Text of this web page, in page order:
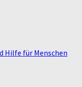
Hilfe für Menschen